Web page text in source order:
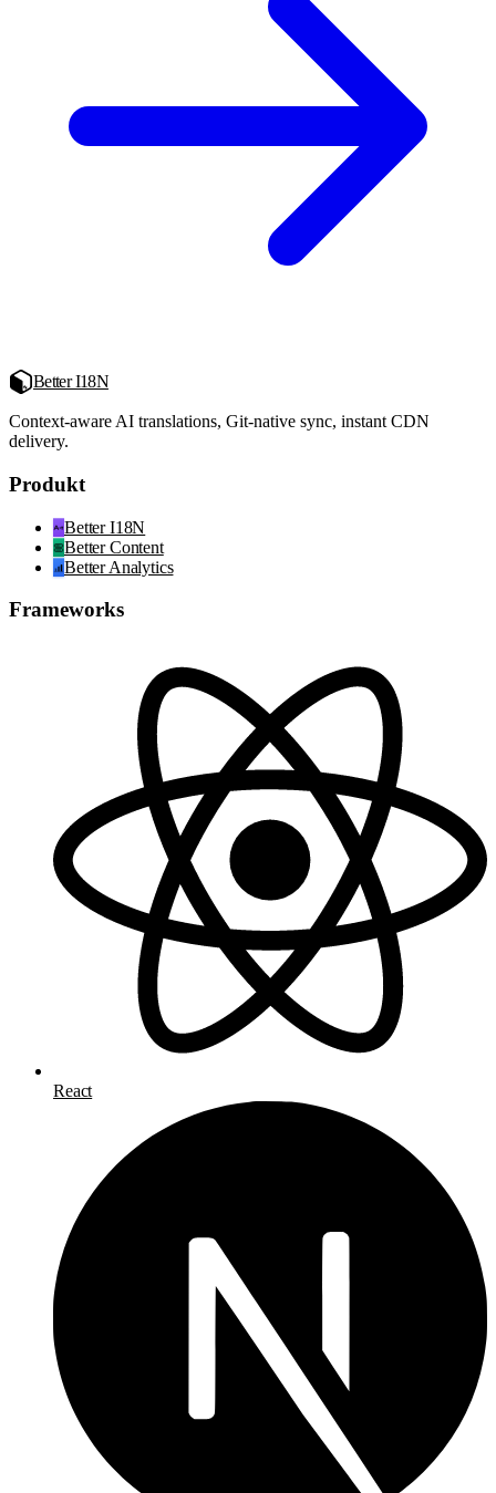
Better I18N
Context-aware AI translations, Git-native sync, instant CDN
delivery.
Produkt
Better I18N
Better Content
Better Analytics
Frameworks
React